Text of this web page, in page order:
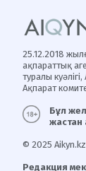
25.12.2018
ақпараттық
туралы
Ақпарат
Бұл
жастан
© 2025
Редакция